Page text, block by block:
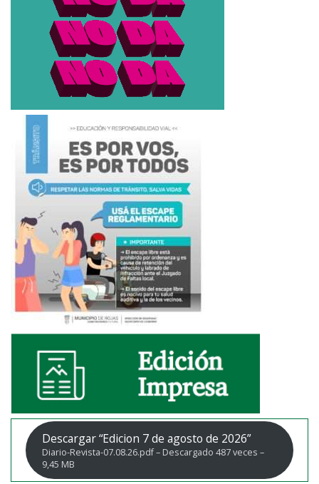
Descargar “Edicion 7 de agosto de 2026”
Diario-Revista-07.08.26.pdf – Descargado 487 veces –
9,45 MB